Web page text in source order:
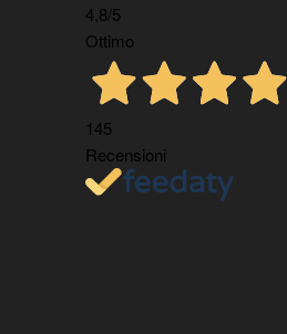
4,8/5
Ottimo
145
Recensioni